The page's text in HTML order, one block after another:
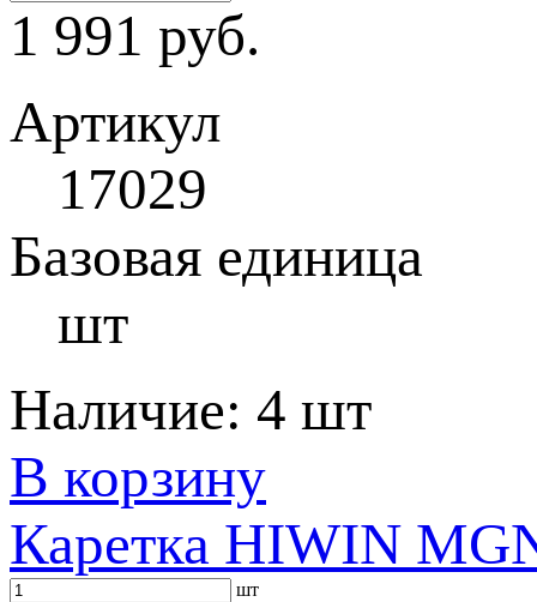
1 991 руб.
Артикул
17029
Базовая единица
шт
Наличие: 4 шт
В корзину
Каретка HIWIN
шт